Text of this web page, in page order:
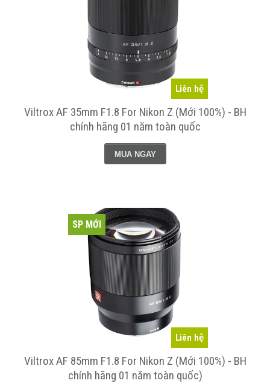
Liên hệ
Viltrox AF 35mm F1.8 For Nikon Z (Mới 100%) - BH
chính hãng 01 năm toàn quốc
MUA NGAY
Liên hệ
SP MỚI
Viltrox AF 85mm F1.8 For Nikon Z (Mới 100%) - BH
chính hãng 01 năm toàn quốc)